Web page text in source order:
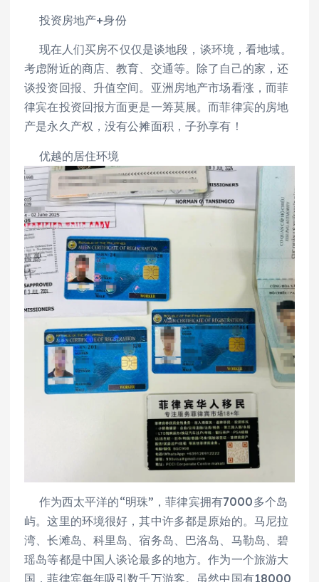
投资房地产+身份
现在人们买房不仅仅是谈地段，谈环境，看地域。
考虑附近的商店、教育、交通等。除了自己的家，还
谈投资回报、升值空间。亚洲房地产市场看涨，而菲
律宾在投资回报方面更是一筹莫展。而菲律宾的房地
产是永久产权，没有公摊面积，子孙享有！
优越的居住环境
作为西太平洋的“明珠”，菲律宾拥有7000多个岛
屿。这里的环境很好，其中许多都是原始的。马尼拉
湾、长滩岛、科里岛、宿务岛、巴洛岛、马勒岛、碧
瑶岛等都是中国人谈论最多的地方。作为一个旅游大
国，菲律宾每年吸引数千万游客。虽然中国有18000